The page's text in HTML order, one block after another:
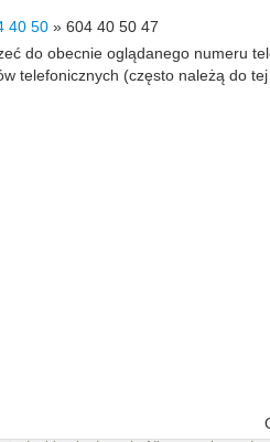
40 50 » 604 40 50 47
do obecnie oglądanego numeru
telefonicznych (często należą do